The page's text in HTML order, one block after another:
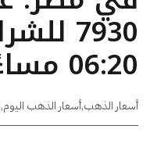
7930
06:20 مساءًا
أسعار الذهب,أسعار الذهب اليوم,